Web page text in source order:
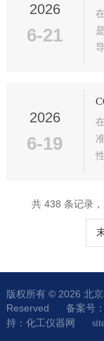
2026
6-21
2026
6-19
共 438 条记录
版权所有 © 2026 北
Reserved 备案号
持： 化工仪器网